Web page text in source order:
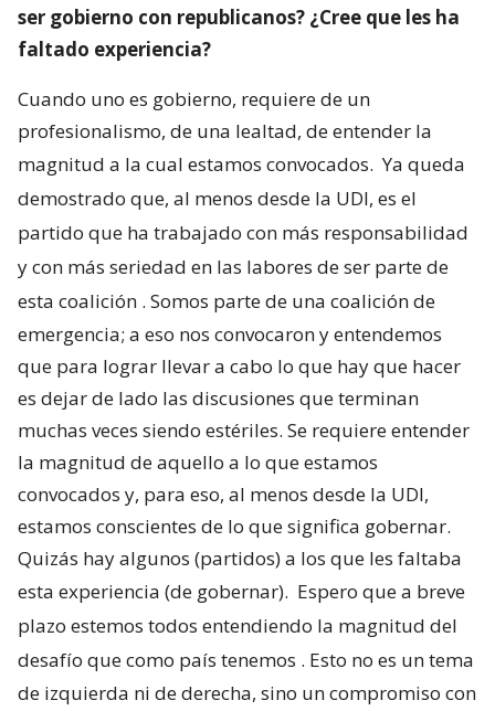
ser gobierno con republicanos? ¿Cree que les ha
faltado experiencia?
Cuando uno es gobierno, requiere de un
profesionalismo, de una lealtad, de entender la
magnitud a la cual estamos convocados. Ya queda
demostrado que, al menos desde la UDI, es el
partido que ha trabajado con más responsabilidad
y con más seriedad en las labores de ser parte de
esta coalición . Somos parte de una coalición de
emergencia; a eso nos convocaron y entendemos
que para lograr llevar a cabo lo que hay que hacer
es dejar de lado las discusiones que terminan
muchas veces siendo estériles. Se requiere entender
la magnitud de aquello a lo que estamos
convocados y, para eso, al menos desde la UDI,
estamos conscientes de lo que significa gobernar.
Quizás hay algunos (partidos) a los que les faltaba
esta experiencia (de gobernar). Espero que a breve
plazo estemos todos entendiendo la magnitud del
desafío que como país tenemos . Esto no es un tema
de izquierda ni de derecha, sino un compromiso con